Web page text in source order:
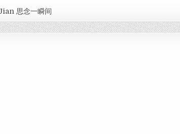
思念一瞬间